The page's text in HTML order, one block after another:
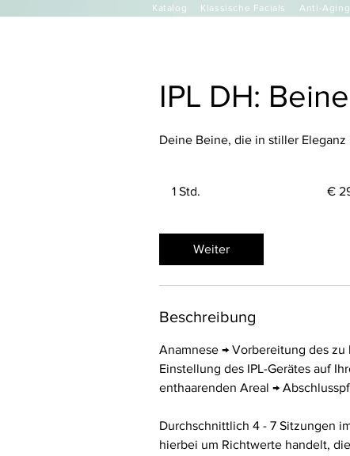
Katalog Klassische Facials Anti-Aging
IPL DH:
Deine Beine, die in stiller
1 Std.
d
€
Weiter
Beschreibung
Anamnese → Vorbereitung des
Einstellung des IPL-Gerätes auf
enthaarenden Areal →
Durchschnittlich 4 - 7 Sitzungen
hierbei um Richtwerte handelt,